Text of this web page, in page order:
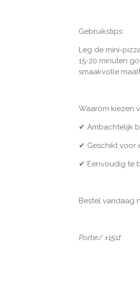
Gebruikstips:
Leg de mini-
15-20 minuten
smaakvolle
Waarom kiezen
✔ Ambachtelijk
✔ Geschikt voor
✔ Eenvoudig te
Bestel vandaag
Portie/ ±15st